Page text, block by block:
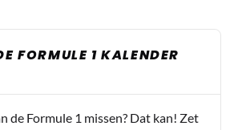
FORMULE 1 KALENDER
de Formule 1 missen? Dat kan! Zet